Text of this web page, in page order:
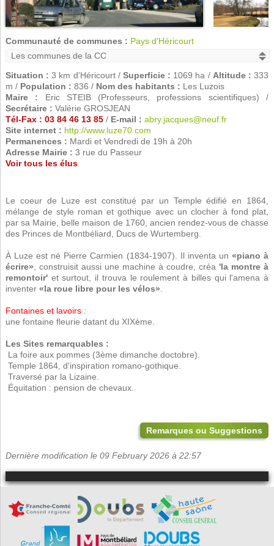
Communauté de communes : Pays d'Héricourt
Situation : 3 km d'Héricourt / Superficie : 1069 ha / Altitude : 333
m / Population : 836 / Nom des habitants : Les Luzois
Maire : Eric STEIB (Professeurs, professions scientifiques) /
Secrétaire : Valérie GROSJEAN
Tél-Fax : 03 84 46 13 85/ E-mail : abry.jacques@neuf.fr
Site internet : http://www.luze70.com
Permanences : Mardi et Vendredi de 19h à 20h
Adresse Mairie : 3 rue du Passeur
Voir tous les élus
Le coeur de Luze est constitué par un Temple édifié en 1864,
mélange de style roman et gothique avec un clocher à fond plat,
par sa Mairie, belle maison de 1760, ancien rendez-vous de chasse
des Princes de Montbéliard, Ducs de Wurtemberg.
À Luze est né Pierre Carmien (1834-1907). Il inventa un «piano à
écrire» , construisit aussi une machine à coudre, créa'la montre à
remontoir' et surtout, il trouva le roulement à billes qui l'amena à
inventer «la roue libre pour les vélos»
Fontaines et lavoirs :
une fontaine fleurie datant du XIXème.
Les Sites remarquables :
 La foire aux pommes (3ème dimanche doctobre).
 Temple 1864, d'inspiration romano-gothique.
 Traversé par la Lizaine.
 Équitation : pension de chevaux.
Remarques ou Suggestions
Dernière modification le 09 February 2026 à 22:57